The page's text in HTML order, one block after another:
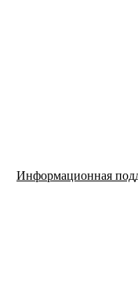
Информационная